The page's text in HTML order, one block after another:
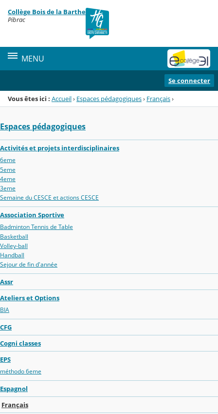
Menu de la rubrique
Contenu
Collège Bois de la Barthe
Pibrac
MENU
Se connecter
Vous êtes ici : Accueil› Espaces pédagogiques› Français›
Espaces pédagogiques
Activités et projets interdisciplinaires
6eme
5eme
4eme
3eme
Semaine du CESCE et actions CESCE
Association Sportive
Badminton Tennis de Table
Basketball
Volley-ball
Handball
Sejour de fin d'année
Assr
Ateliers et Options
BIA
CFG
Cogni classes
EPS
méthodo 6eme
Espagnol
Français